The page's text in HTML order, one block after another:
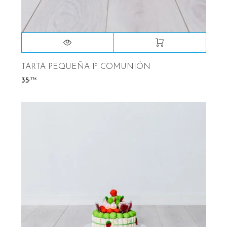
TARTA PEQUEÑA 1ª COMUNIÓN
35,75€